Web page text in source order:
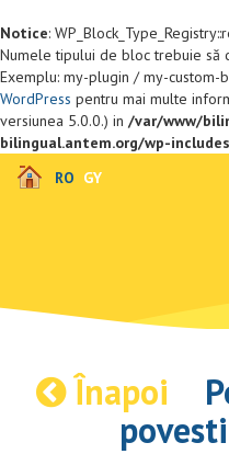
Notice:
Numele tipului de bloc trebuie să
Exemplu: my-plugin / my-custom-
WordPress pentru mai multe
versiunea 5.0.0.) in /var/www/
bilingual.antem.org/wp-
RO GY
Înapoi